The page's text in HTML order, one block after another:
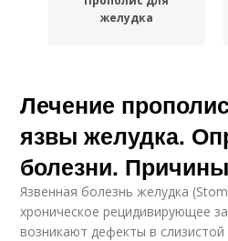
желудка
Прополис при эрозии
Настойки из
прополиса
Лечение
язвы желудка.
болезни.
Язвенная болезнь желудка
хроническое рецидивирующее
возникают дефекты в